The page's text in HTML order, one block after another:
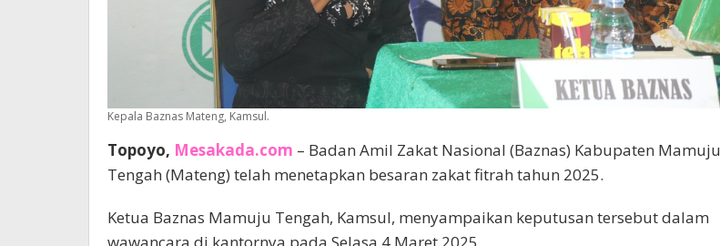
Kepala Baznas Mateng, Kamsul.
Topoyo, Mesakada.com – Badan Amil Zakat Nasional (Baznas) Kabupaten Mamuju
Tengah (Mateng) telah menetapkan besaran zakat fitrah tahun 2025.
Ketua Baznas Mamuju Tengah, Kamsul, menyampaikan keputusan tersebut dalam